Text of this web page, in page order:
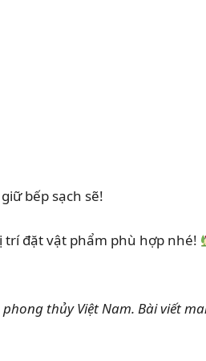
bếp sạch sẽ!
trí đặt vật phẩm phù hợp nhé!
phong thủy Việt Nam. Bài viết